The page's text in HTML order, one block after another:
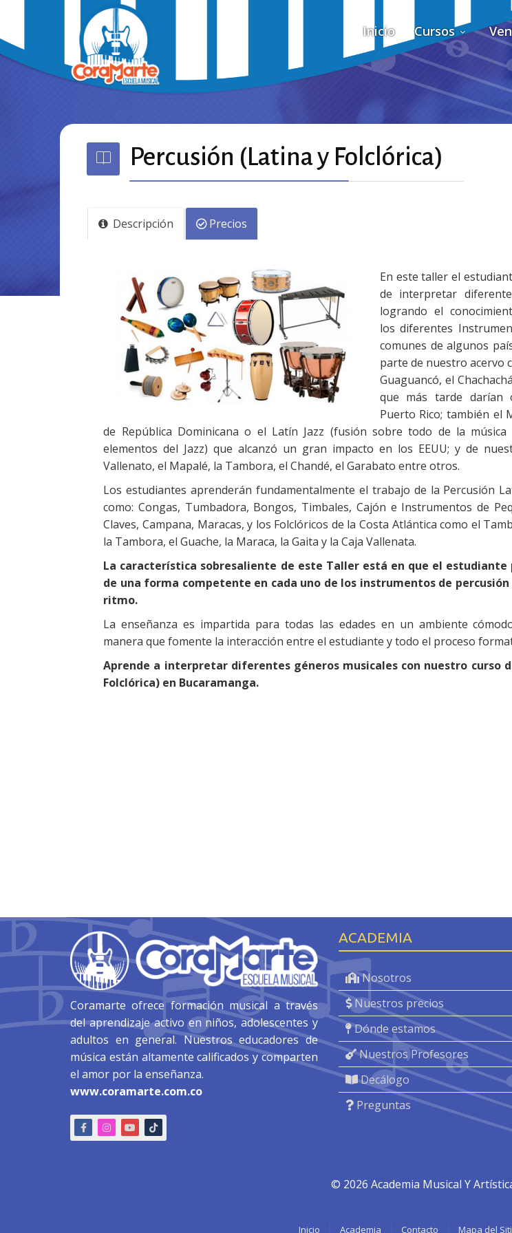
Inicio Cursos
Percusión (Latina y Folclórica)
Descripción Precios
En este taller el
de interpretar
logrando el
los diferentes
comunes de algunos
parte de nuestro acervo
Guaguancó, el
que más tarde darían
Puerto Rico; también el
de República Dominicana o el Latín Jazz (fusión sobre todo de la
elementos del Jazz) que alcanzó un gran impacto en los EEUU; y de
Vallenato, el Mapalé, la Tambora, el Chandé, el Garabato entre otros.
Los estudiantes aprenderán fundamentalmente el trabajo de la Percusión
como: Congas, Tumbadora, Bongos, Timbales, Cajón e Instrumentos de
Claves, Campana, Maracas, y los Folclóricos de la Costa Atlántica como el
la Tambora, el Guache, la Maraca, la Gaita y la Caja Vallenata.
La característica sobresaliente de este Taller está en que el estudiante
de una forma competente en cada uno de los instrumentos de percusión
ritmo.
La enseñanza es impartida para todas las edades en un ambiente
manera que fomente la interacción entre el estudiante y todo el proceso
Aprende a interpretar diferentes géneros musicales con nuestro curso
Folclórica) en Bucaramanga.
Coramarte ofrece formación musical a través
del aprendizaje activo en niños, adolescentes y
adultos en general. Nuestros educadores de
música están altamente calificados y comparten
el amor por la enseñanza.
www.coramarte.com.co
ACADEMIA
Nosotros
Nuestros precios
Dónde estamos
Nuestros Profesores
Decálogo
Preguntas
© 2026 Academia Musical Y
Inicio Academia Contacto Mapa del